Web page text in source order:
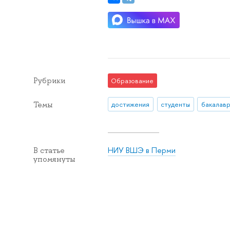
Рубрики Образование
Темы достижения студенты
В статье
упомянуты
НИУ ВШЭ в Перми